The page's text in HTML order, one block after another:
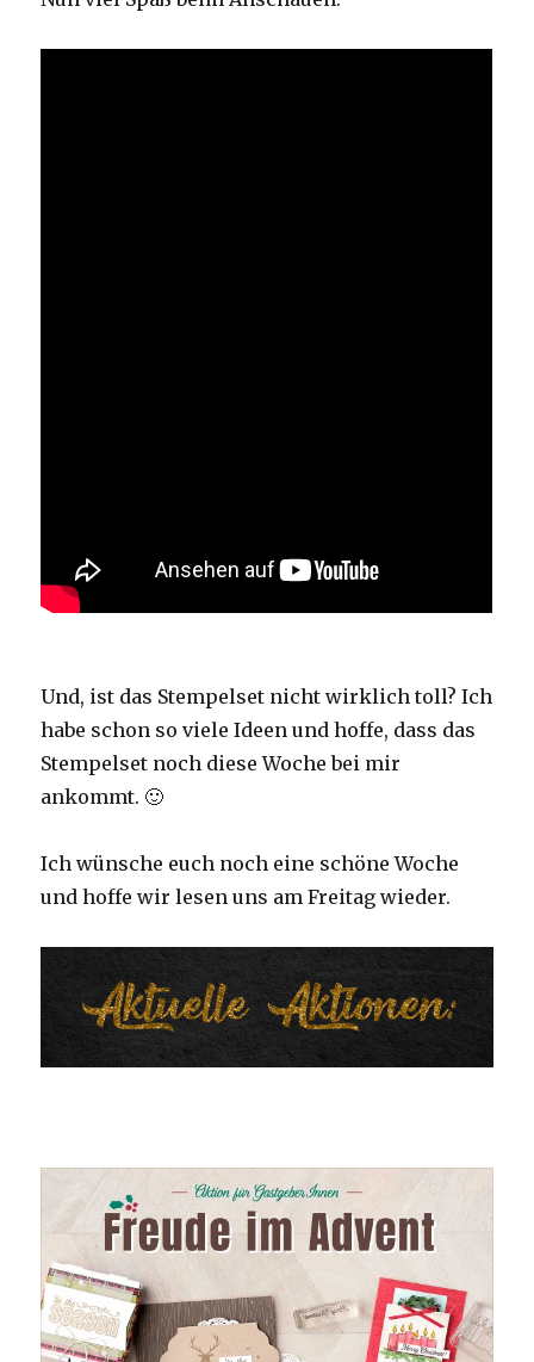
Und, ist das Stempelset nicht wirklich toll? Ich
habe schon so viele Ideen und hoffe, dass das
Stempelset noch diese Woche bei mir
ankommt. 🙂
Ich wünsche euch noch eine schöne Woche
und hoffe wir lesen uns am Freitag wieder.